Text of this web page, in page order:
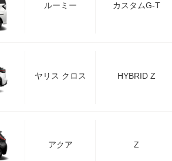
ルーミー カスタムG-T
ヤリス クロス HYBRID Z
アクア Z